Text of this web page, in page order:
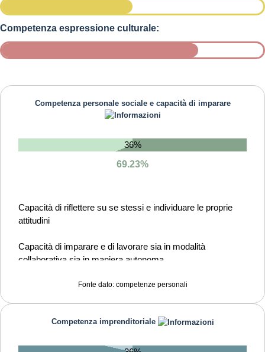
Competenza espressione culturale:
Competenza personale sociale e capacità di imparare
36%
69.23%
Capacità di riflettere su se stessi e individuare le proprie
attitudini
Capacità di imparare e di lavorare sia in modalità
collaborativa sia in maniera autonoma
Capacità di lavorare con gli altri in maniera costruttiva
Fonte dato: competenze personali
Competenza imprenditoriale